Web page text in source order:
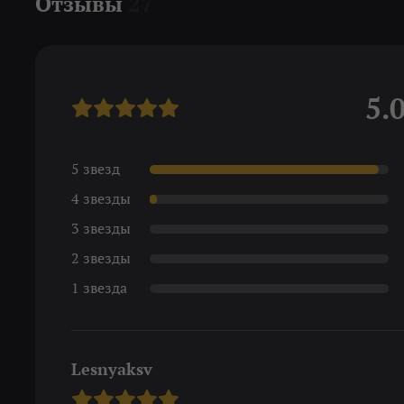
5 звезд
4 звезды
3 звезды
2 звезды
1 звезда
Lesnyaksv